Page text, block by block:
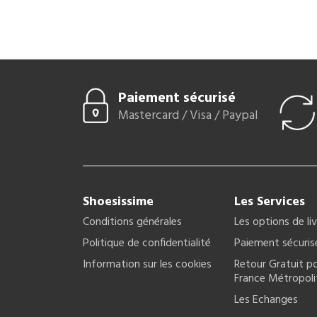
Paiement sécurisé
Mastercard / Visa / Paypal
Shoesissime
Conditions générales
Politique de confidentialité
Information sur les cookies
Les Services
Les options de
Paiement
Retour Gratuit
France
Les Echanges